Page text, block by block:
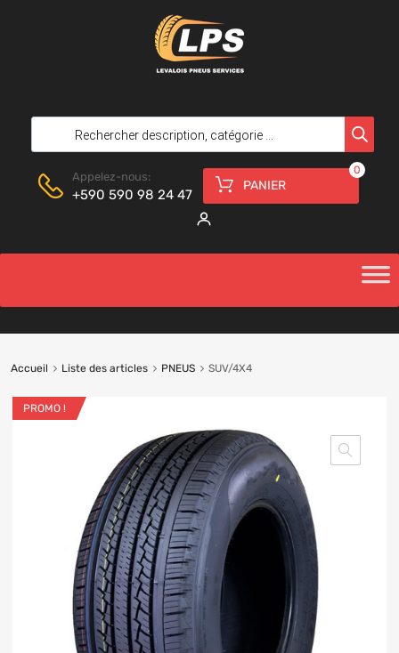
Appelez-nous:
+590 590 98 24 47
PANIER
0
Accueil Liste des articles PNEUS SUV/4X4
PROMO !